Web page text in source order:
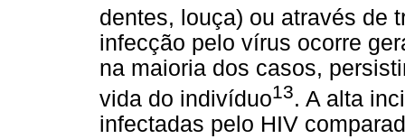
dentes, louça) ou através de
infecção pelo vírus ocorre
na maioria dos casos,
vida do indivíduo13. A alta
infectadas pelo HIV